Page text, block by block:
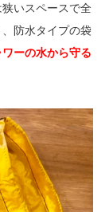
いスペースで全
防水タイプの袋
ーの水から守る